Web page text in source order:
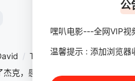
/ Tag
公
嘿叭电影---全网VIP视
温馨提示 : 添加浏览器